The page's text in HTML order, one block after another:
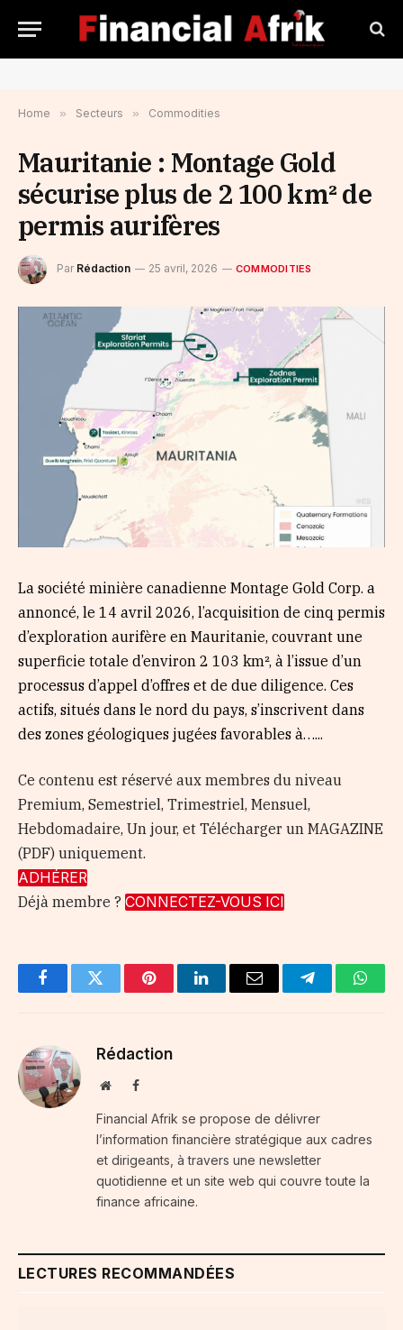
Home » Secteurs » Commodities
Mauritanie : Montage Gold
sécurise plus de 2 100 km² de
permis aurifères
Par Rédaction 25 avril, 2026 COMMODITIES
La société minière canadienne Montage Gold Corp. a
annoncé, le 14 avril 2026, l’acquisition de cinq permis
d’exploration aurifère en Mauritanie, couvrant une
superficie totale d’environ 2 103 km², à l’issue d’un
processus d’appel d’offres et de due diligence. Ces
actifs, situés dans le nord du pays, s’inscrivent dans
des zones géologiques jugées favorables à…...
Ce contenu est réservé aux membres du niveau
Premium, Semestriel, Trimestriel, Mensuel,
Hebdomadaire, Un jour, et Télécharger un MAGAZINE
(PDF) uniquement.
ADHÉRER
Déjà membre ? CONNECTEZ-VOUS ICI
FacebookTwitter PinterestLinkedInEmail Telegram
Rédaction
WebsiteFacebook
Financial Afrik se propose de délivrer
l’information financière stratégique aux cadres
et dirigeants, à travers une newsletter
quotidienne et un site web qui couvre toute la
finance africaine.
LECTURES RECOMMANDÉES